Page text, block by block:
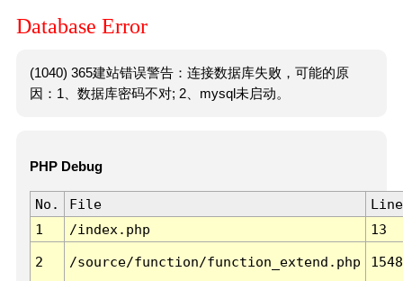
Database Error
(1040) 365建站错误警告：连接数据库失败，可能的原
因：1、数据库密码不对; 2、mysql未启动。
PHP Debug
No. File
Line
1
/index.php 13
2 /source/function/function_extend.php 1548